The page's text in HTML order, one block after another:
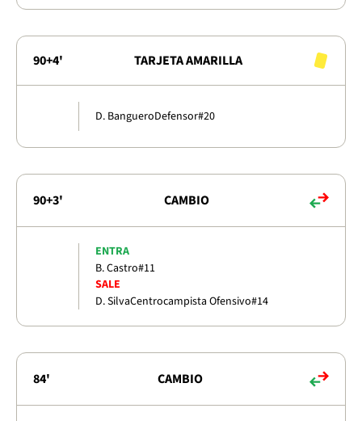
90+4' TARJETA AMARILLA
D. BangueroDefensor#20
90+3' CAMBIO
ENTRA
B. Castro#11
SALE
D. SilvaCentrocampista Ofensivo#14
84' CAMBIO